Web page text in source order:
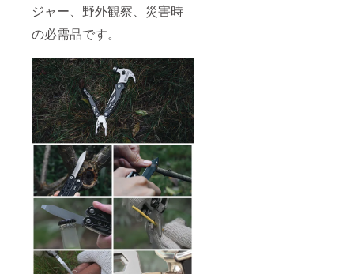
ジャー、野外観察、災害時
の必需品です。